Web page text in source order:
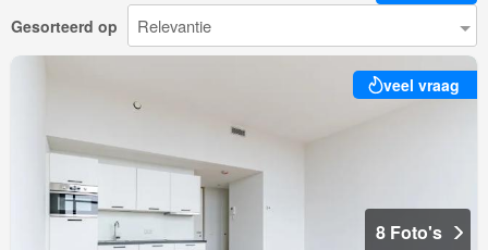
Gesorteerd op
veel vraag
8 Foto's